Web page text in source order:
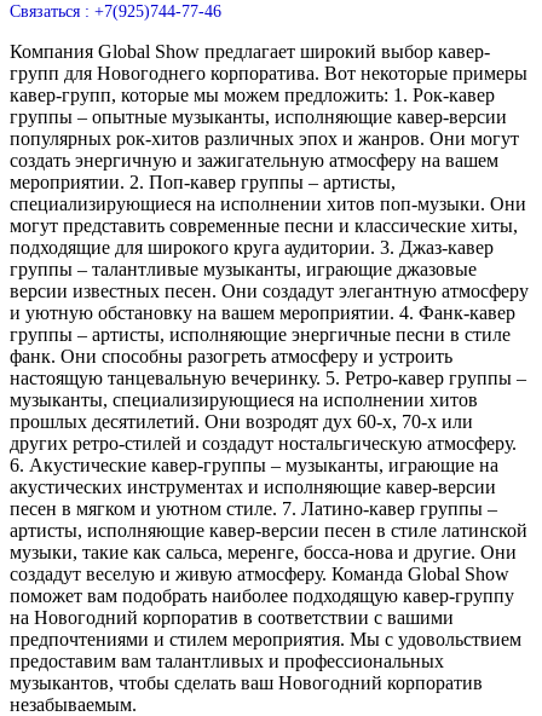
Связаться : +7(925)744-77-46
Компания Global Show предлагает широкий выбор кавер-
групп для Новогоднего корпоратива. Вот некоторые примеры
кавер-групп, которые мы можем предложить: 1. Рок-кавер
группы – опытные музыканты, исполняющие кавер-версии
популярных рок-хитов различных эпох и жанров. Они могут
создать энергичную и зажигательную атмосферу на вашем
мероприятии. 2. Поп-кавер группы – артисты,
специализирующиеся на исполнении хитов поп-музыки. Они
могут представить современные песни и классические хиты,
подходящие для широкого круга аудитории. 3. Джаз-кавер
группы – талантливые музыканты, играющие джазовые
версии известных песен. Они создадут элегантную атмосферу
и уютную обстановку на вашем мероприятии. 4. Фанк-кавер
группы – артисты, исполняющие энергичные песни в стиле
фанк. Они способны разогреть атмосферу и устроить
настоящую танцевальную вечеринку. 5. Ретро-кавер группы –
музыканты, специализирующиеся на исполнении хитов
прошлых десятилетий. Они возродят дух 60-х, 70-х или
других ретро-стилей и создадут ностальгическую атмосферу.
6. Акустические кавер-группы – музыканты, играющие на
акустических инструментах и исполняющие кавер-версии
песен в мягком и уютном стиле. 7. Латино-кавер группы –
артисты, исполняющие кавер-версии песен в стиле латинской
музыки, такие как сальса, меренге, босса-нова и другие. Они
создадут веселую и живую атмосферу. Команда Global Show
поможет вам подобрать наиболее подходящую кавер-группу
на Новогодний корпоратив в соответствии с вашими
предпочтениями и стилем мероприятия. Мы с удовольствием
предоставим вам талантливых и профессиональных
музыкантов, чтобы сделать ваш Новогодний корпоратив
незабываемым.